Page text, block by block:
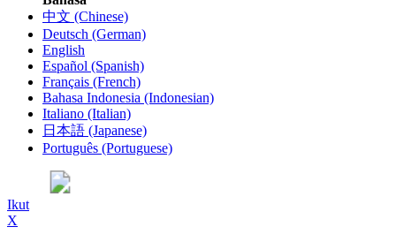
中文 (Chinese)
Deutsch (German)
English
Español (Spanish)
Français (French)
Bahasa Indonesia (Indonesian)
Italiano (Italian)
日本語 (Japanese)
Português (Portuguese)
Ikut
X